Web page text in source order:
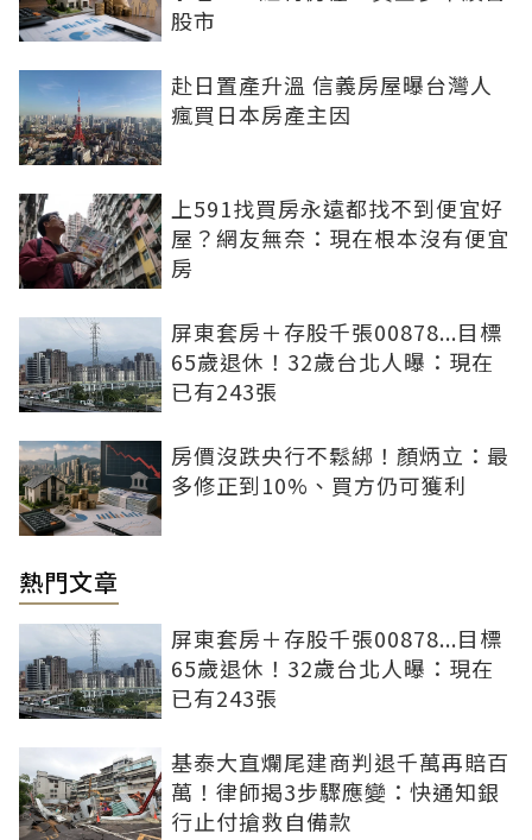
股市
赴日置產升溫 信義房屋曝台灣人
瘋買日本房產主因
上591找買房永遠都找不到便宜好
屋？網友無奈：現在根本沒有便宜
房
屏東套房＋存股千張00878...目標
65歲退休！32歲台北人曝：現在
已有243張
房價沒跌央行不鬆綁！顏炳立：最
多修正到10%、買方仍可獲利
熱門文章
屏東套房＋存股千張00878...目標
65歲退休！32歲台北人曝：現在
已有243張
基泰大直爛尾建商判退千萬再賠百
萬！律師揭3步驟應變：快通知銀
行止付搶救自備款